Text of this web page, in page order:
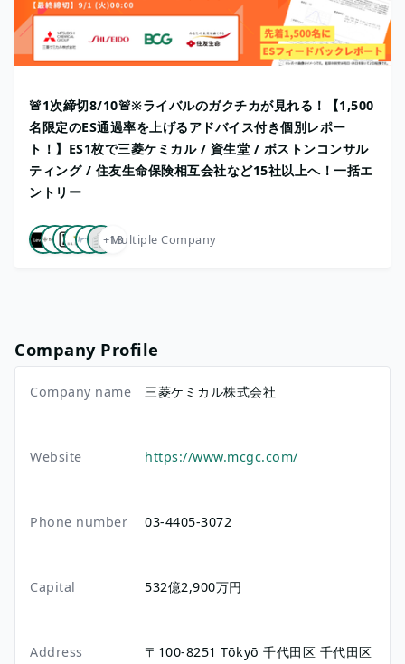
🚨1次締切8/10🚨※ライバルのガクチカが見れる！【1,500
名限定のES通過率を上げるアドバイス付き個別レポー
ト！】ES1枚で三菱ケミカル / 資生堂 / ボストンコンサル
ティング / 住友生命保険相互会社など15社以上へ！一括エ
ントリー
+13
Multiple Company
Company Profile
Company name 三菱ケミカル株式会社
Website https://www.mcgc.com/
Phone number 03-4405-3072
Capital 532億2,900万円
Address 〒100-8251Tōkyō千代田区 千代田区